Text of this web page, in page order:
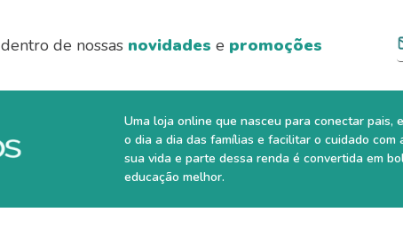
de nossas novidades e promoções
Uma loja online que nasceu para conectar pais,
o dia a dia das famílias e facilitar o cuidado
sua vida e parte dessa renda é convertida em
educação melhor.